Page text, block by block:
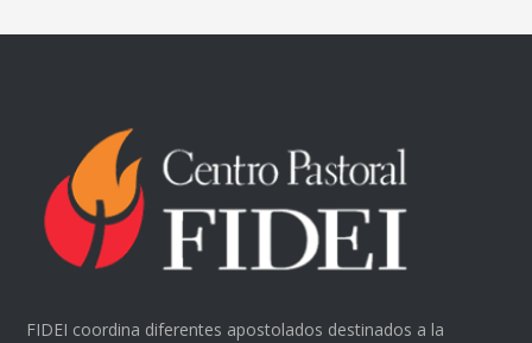
FIDEI coordina diferentes apostolados destinados a la